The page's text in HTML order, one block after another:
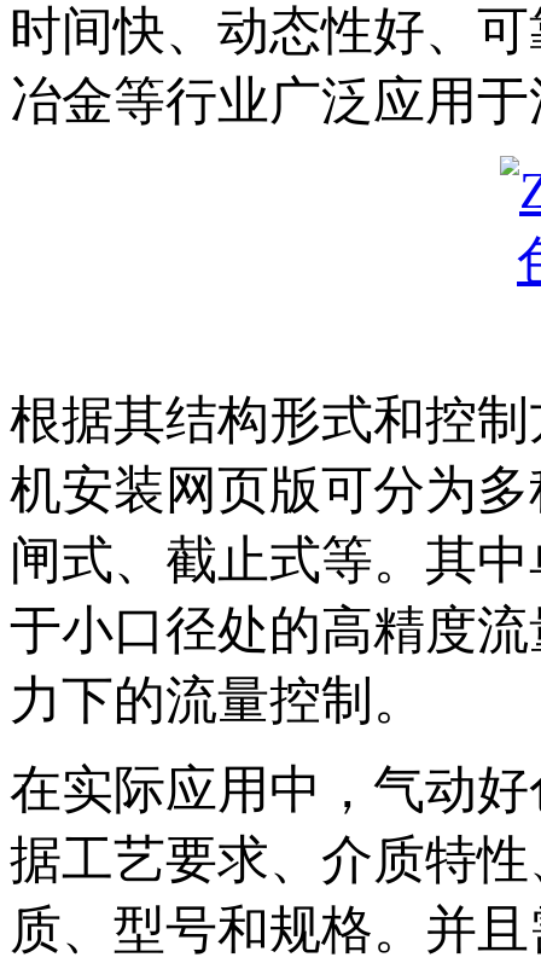
时间快、动态性好、可
冶金等行业广泛应用于流
根据其结构形式和控制
机安装网页版可分为多种类
闸式、截止式等。
于小口径处的高精度流
力下的流量控制。
在实际应用中，气动
据工艺要求、介质特
质、型号和规格。